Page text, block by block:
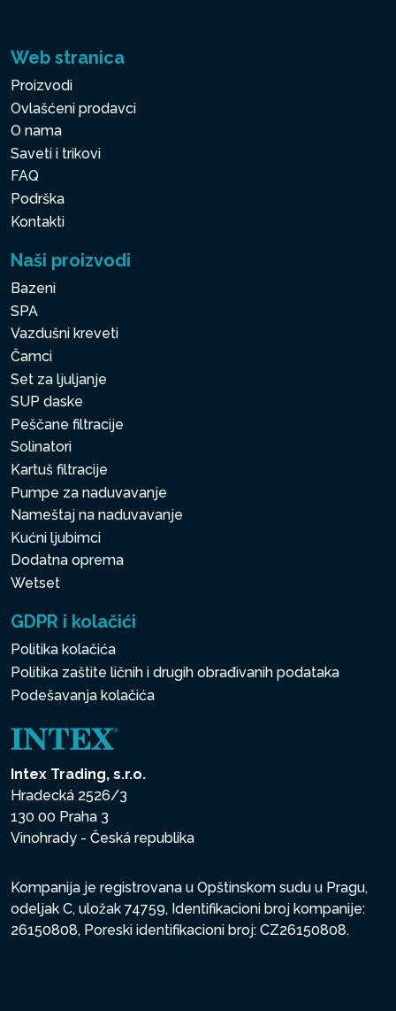
Web stranica
Proizvodi
Ovlašćeni prodavci
O nama
Saveti i trikovi
FAQ
Podrška
Kontakti
Naši proizvodi
Bazeni
SPA
Vazdušni kreveti
Čamci
Set za ljuljanje
SUP daske
Peščane filtracije
Solinatori
Kartuš filtracije
Pumpe za naduvavanje
Nameštaj na naduvavanje
Kućni ljubimci
Dodatna oprema
Wetset
GDPR i kolačići
Politika kolačića
Politika zaštite ličnih i drugih obrađivanih podataka
Podešavanja kolačića
Intex Trading, s.r.o.
Hradecká 2526/3
130 00 Praha 3
Vinohrady - Česká republika
Kompanija je registrovana u Opštinskom sudu u Pragu,
odeljak C, uložak 74759, Identifikacioni broj kompanije:
26150808, Poreski identifikacioni broj: CZ26150808.